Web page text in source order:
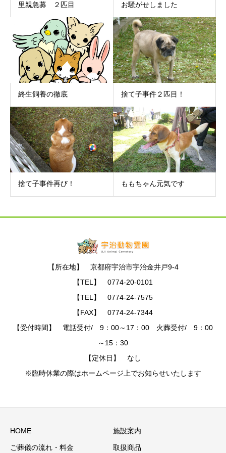
里親急募 ２匹目 お騒がせしました
終生飼養の徹底 捨て子事件２匹目！
捨て子事件再び！ ももちゃん元気です
【所在地】 京都府宇治市宇治金井戸9-4
【TEL】 0774-20-0101
【TEL】 0774-24-7575
【FAX】 0774-24-7344
【受付時間】 電話受付/ 9：00～17：00 火葬受付/ 9：00
～15：30
【定休日】 なし
※臨時休業の際はホームページ上でお知らせいたします
HOME 施設案内
ご葬儀の流れ・料金 取扱商品